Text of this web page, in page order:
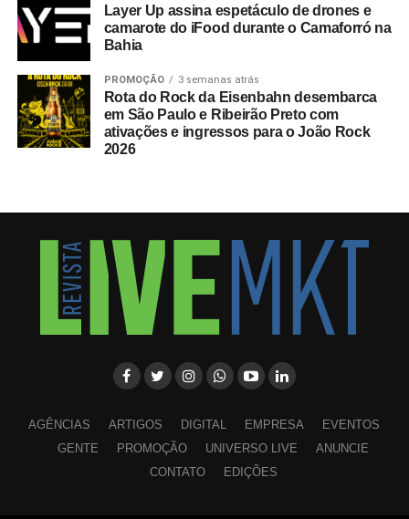
Layer Up assina espetáculo de drones e
camarote do iFood durante o Camaforró na
Bahia
PROMOÇÃO 3 semanas atrás
Rota do Rock da Eisenbahn desembarca
em São Paulo e Ribeirão Preto com
ativações e ingressos para o João Rock
2026
AGÊNCIAS ARTIGOS DIGITAL EMPRESA
EVENTOS
GENTE
PROMOÇÃO UNIVERSO LIVE
ANUNCIE
CONTATO
EDIÇÕES